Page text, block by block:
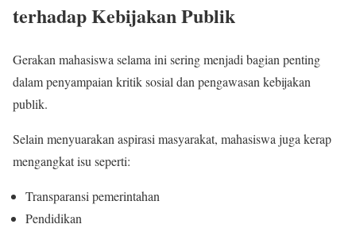
terhadap Kebijakan Publik
Gerakan mahasiswa selama ini sering menjadi bagian penting
dalam penyampaian kritik sosial dan pengawasan kebijakan
publik.
Selain menyuarakan aspirasi masyarakat, mahasiswa juga kerap
mengangkat isu seperti:
Transparansi pemerintahan
Pendidikan